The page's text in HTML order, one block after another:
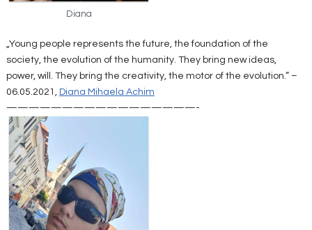
Diana
„Young people represents the future, the foundation of the
society, the evolution of the humanity. They bring new ideas,
power, will. They bring the creativity, the motor of the evolution.” –
06.05.2021, Diana Mihaela Achim
—————————————————-